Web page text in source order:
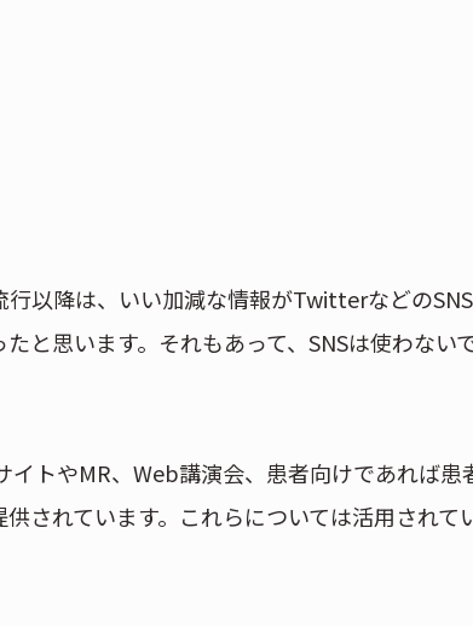
以降は、いい加減な情報がTwitterなどの
と思います。それもあって、SNSは使わない
トやMR、Web講演会、患者向けであれば患
されています。これらについては活用されて